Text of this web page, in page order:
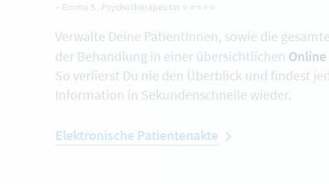
– Emma S., Psychotherapeutin ⭐️⭐️⭐️⭐️⭐️
Verwalte Deine PatientInnen, sowie die gesamte
der Behandlung in einer übersichtlichen
So verlierst Du nie den Überblick und findest
Information in Sekundenschnelle wieder.
Elektronische Patientenakte